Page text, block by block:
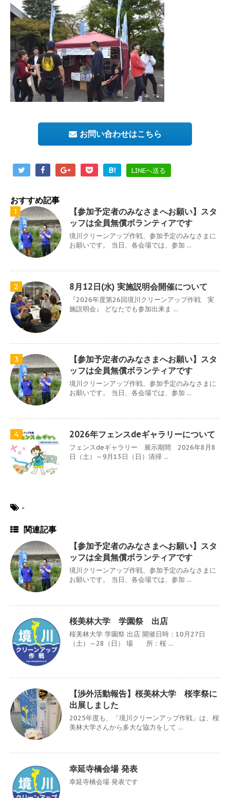
お問い合わせはこちら
B! LINEへ送る
おすすめ記事
1
【参加予定者のみなさまへお願い】スタ
ッフは全員無償ボランティアです
境川クリーンアップ作戦、参加予定のみなさまに
お願いです。 当日、各会場では、参加 ...
2 8月12日(水) 実施説明会開催について
『2026年度第26回境川クリーンアップ作戦 実
施説明会』 どなたでも参加出来ま ...
3
【参加予定者のみなさまへお願い】スタ
ッフは全員無償ボランティアです
境川クリーンアップ作戦、参加予定のみなさまに
お願いです。 当日、各会場では、参加 ...
4 2026年フェンスdeギャラリーについて
フェンスdeギャラリー 展示期間 2026年8月8
日（土）～9月13日（日）清掃 ...
-
関連記事
【参加予定者のみなさまへお願い】スタ
ッフは全員無償ボランティアです
境川クリーンアップ作戦、参加予定のみなさまに
お願いです。 当日、各会場では、参加 ...
桜美林大学 学園祭 出店
桜美林大学 学園祭 出店 開催日時：10月27日
（土）～28（日） 場 所：桜 ...
【渉外活動報告】桜美林大学 桜李祭に
出展しました
2025年度も、「境川クリーンアップ作戦」は、桜
美林大学さんから多大な協力をして ...
幸延寺橋会場 発表
幸延寺橋会場 発表です